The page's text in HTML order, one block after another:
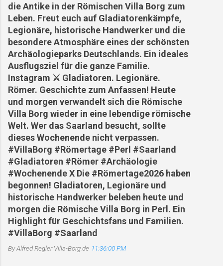
die Antike in der Römischen Villa Borg zum
Leben. Freut euch auf Gladiatorenkämpfe,
Legionäre, historische Handwerker und die
besondere Atmosphäre eines der schönsten
Archäologieparks Deutschlands. Ein ideales
Ausflugsziel für die ganze Familie.
Instagram ⚔️ Gladiatoren. Legionäre.
Römer. Geschichte zum Anfassen! Heute
und morgen verwandelt sich die Römische
Villa Borg wieder in eine lebendige römische
Welt. Wer das Saarland besucht, sollte
dieses Wochenende nicht verpassen.
#VillaBorg #Römertage #Perl #Saarland
#Gladiatoren #Römer #Archäologie
#Wochenende X Die #Römertage2026 haben
begonnen! Gladiatoren, Legionäre und
historische Handwerker beleben heute und
morgen die Römische Villa Borg in Perl. Ein
Highlight für Geschichtsfans und Familien.
#VillaBorg #Saarland
By Alfred ReglerVilla-Borg.de 11:36:00 PM